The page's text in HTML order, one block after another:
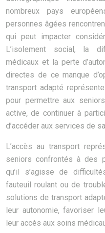
nombreux pays
personnes âgées
qui peut impacter
L’isolement social, la
médicaux et la perte
directes de ce manque
transport adapté
pour permettre aux
active, de continuer à
d’accéder aux services de
L’accès au transport
seniors confrontés à des
qu’il s’agisse de
fauteuil roulant ou de
solutions de transport
leur autonomie, favoriser
leur accès aux soins